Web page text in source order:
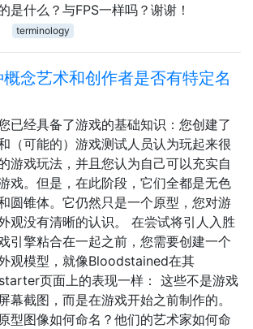
是什么？与FPS一样吗？谢谢！
terminology
念艺术和创作者是否有特定名
已经具备了游戏的基础知识：您创建了
（可能的）游戏测试人员认为玩起来很
游戏玩法，并且您认为自己可以充实自
戏。但是，在此阶段，它们全都是无色
圆锥体。它仍然只是一个原型，您对游
观没有清晰的认识。 在尝试将引人入胜
引擎粘合在一起之前，您需要创建一个
观模型，就像Bloodstained在其
页面上的表现一样： 这些不是游戏
幕截图，而是在游戏开始之前制作的。
型图像如何命名？他们的艺术家如何命